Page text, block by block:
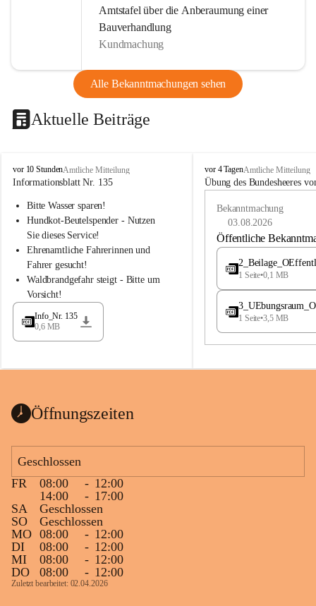
Amtstafel über die Anberaumung einer
Bauverhandlung
Kundmachung
Alle Bekanntmachungen sehen
Aktuelle Beiträge
B
u
h
a
d
l
a
vor 10 StundenAmtliche Mitteilung
Informationsblatt Nr. 135
Bitte Wasser sparen!
Hundkot-Beutelspender - Nutzen
Sie dieses Service!
Ehrenamtliche Fahrerinnen und
Fahrer gesucht!
Waldbrandgefahr steigt - Bitte um
Vorsicht!
Info_Nr. 135
0,6 MB
B
u
e
a
vor 4 TagenAmtliche Mitteilung
Übung des Bundesheeres
Bekanntmachung
03.08.2026
Öffentliche
1 Seite•0,1 MB
1 Seite•3,5 MB
Öffnungszeiten
Geschlossen
FR
08:00 - 12:00
14:00
- 17:00
SA
Geschlossen
SO
Geschlossen
MO 08:00 - 12:00
DI
08:00 - 12:00
MI
08:00 - 12:00
DO
08:00 - 12:00
Zuletzt bearbeitet: 02.04.2026